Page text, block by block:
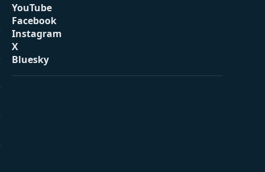
YouTube
Facebook
Instagram
X
Bluesky